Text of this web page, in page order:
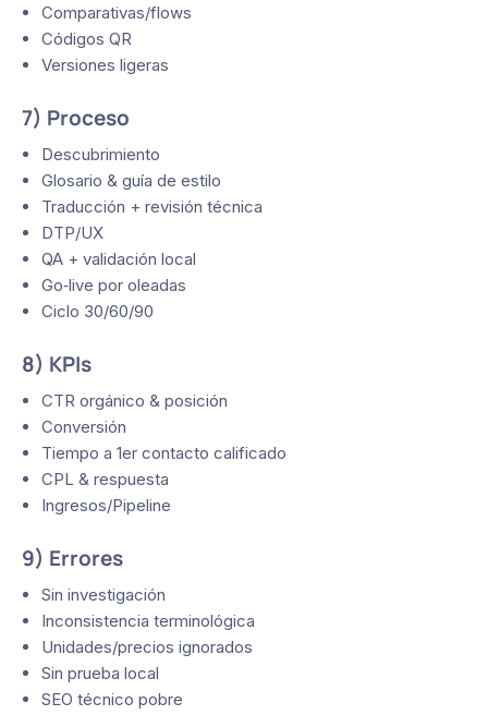
Comparativas/flows
Códigos QR
Versiones ligeras
7) Proceso
Descubrimiento
Glosario & guía de estilo
Traducción + revisión técnica
DTP/UX
QA + validación local
Go‑live por oleadas
Ciclo 30/60/90
8) KPIs
CTR orgánico & posición
Conversión
Tiempo a 1er contacto calificado
CPL & respuesta
Ingresos/Pipeline
9) Errores
Sin investigación
Inconsistencia terminológica
Unidades/precios ignorados
Sin prueba local
SEO técnico pobre